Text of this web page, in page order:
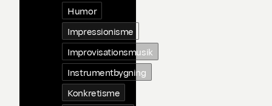
Humor
Impressionisme
Improvisationsmusik
Instrumentbygning
Konkretisme